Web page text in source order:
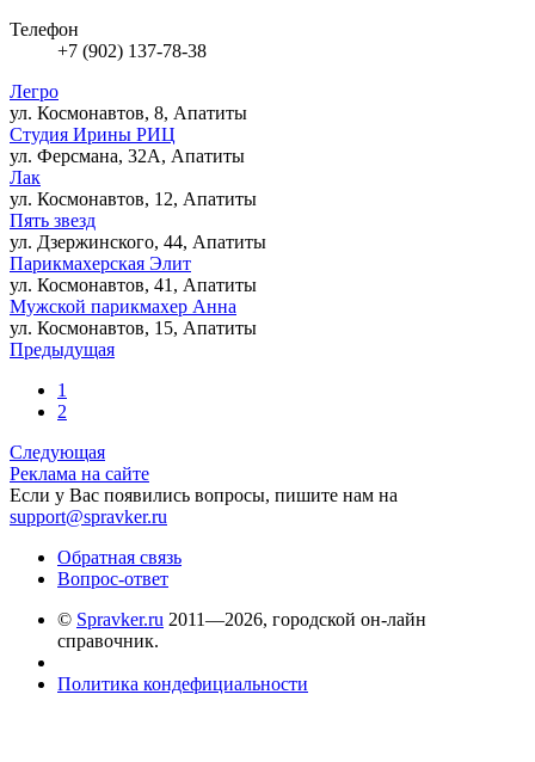
Телефон
+7 (902) 137-78-38
Легро
ул. Космонавтов, 8, Апатиты
Студия Ирины РИЦ
ул. Ферсмана, 32А, Апатиты
Лак
ул. Космонавтов, 12, Апатиты
Пять звезд
ул. Дзержинского, 44, Апатиты
Парикмахерская Элит
ул. Космонавтов, 41, Апатиты
Мужской парикмахер Анна
ул. Космонавтов, 15, Апатиты
Предыдущая
1
2
Следующая
Реклама на сайте
Если у Вас появились вопросы, пишите нам на
support@spravker.ru
Обратная связь
Вопрос-ответ
© Spravker.ru 2011—2026, городской он-лайн
справочник.
Политика кондефициальности